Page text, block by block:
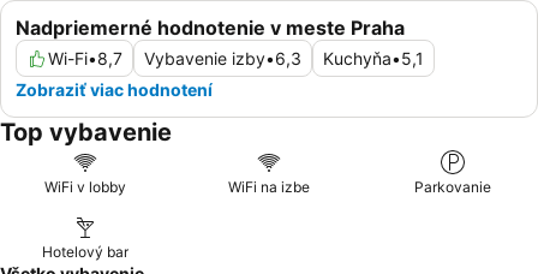
Nadpriemerné hodnotenie v meste Praha
Wi-Fi•8,7 Vybavenie izby•6,3 Kuchyňa•5,1
Zobraziť viac hodnotení
Top vybavenie
WiFi v lobby WiFi na izbe Parkovanie
Hotelový bar